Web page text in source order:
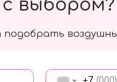
выбором?